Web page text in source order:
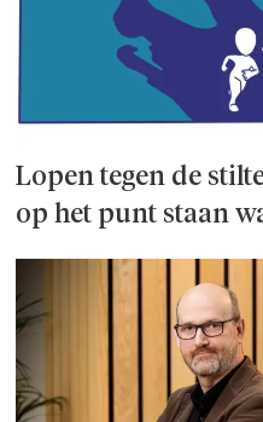
Lopen tegen de
op het punt staan